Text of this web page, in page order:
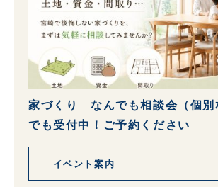
家づくり なんでも相談会（個別
でも受付中！ご予約ください
イベント案内